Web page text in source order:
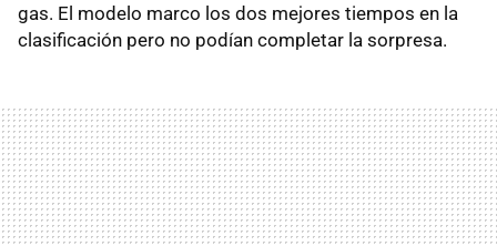
gas. El modelo marco los dos mejores tiempos en la
clasificación pero no podían completar la sorpresa.